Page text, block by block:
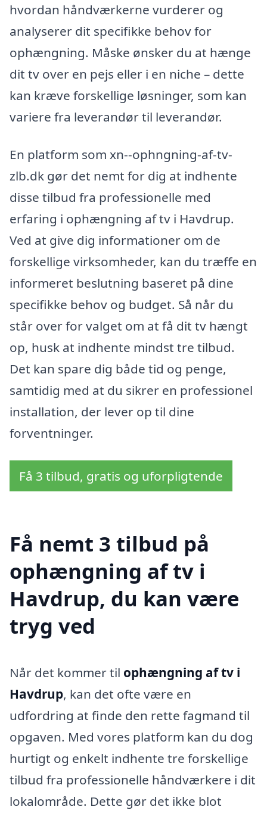
hvordan håndværkerne vurderer og
analyserer dit specifikke behov for
ophængning. Måske ønsker du at hænge
dit tv over en pejs eller i en niche – dette
kan kræve forskellige løsninger, som kan
variere fra leverandør til leverandør.
En platform som xn--ophngning-af-tv-
zlb.dk gør det nemt for dig at indhente
disse tilbud fra professionelle med
erfaring i ophængning af tv i Havdrup.
Ved at give dig informationer om de
forskellige virksomheder, kan du træffe en
informeret beslutning baseret på dine
specifikke behov og budget. Så når du
står over for valget om at få dit tv hængt
op, husk at indhente mindst tre tilbud.
Det kan spare dig både tid og penge,
samtidig med at du sikrer en professionel
installation, der lever op til dine
forventninger.
Få 3 tilbud, gratis og uforpligtende
Få nemt 3 tilbud på
ophængning af tv i
Havdrup, du kan være
tryg ved
Når det kommer til ophængning af tv i
Havdrup, kan det ofte være en
udfordring at finde den rette fagmand til
opgaven. Med vores platform kan du dog
hurtigt og enkelt indhente tre forskellige
tilbud fra professionelle håndværkere i dit
lokalområde. Dette gør det ikke blot